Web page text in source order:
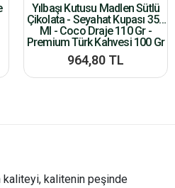
Yılbaşı Kutusu Madlen Sütlü
Çikolata - Seyahat Kupası 350
Ml - Coco Draje 110 Gr -
Premium Türk Kahvesi 100 Gr
964,80 TL
kaliteyi, kalitenin peşinde